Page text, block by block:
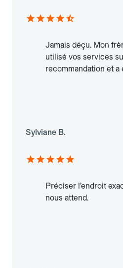
Jamais déçu. Mon
utilisé vos services
recommandation et a
Sylviane B.
Préciser l’endroit
nous attend.